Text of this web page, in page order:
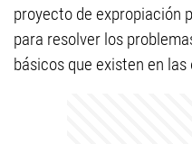
proyecto de expropiación
para resolver los
básicos que existen en